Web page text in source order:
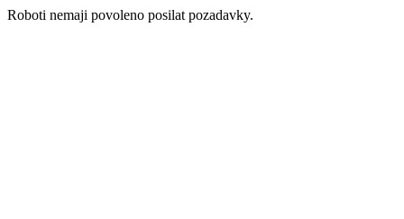
Roboti nemaji povoleno posilat pozadavky.